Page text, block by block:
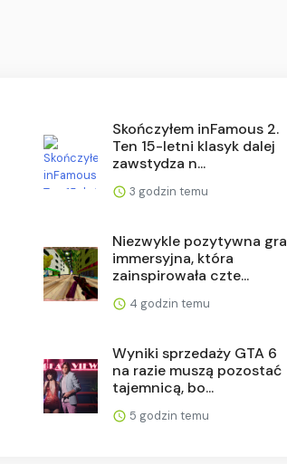
Skończyłem inFamous 2.
Ten 15-letni klasyk dalej
zawstydza n...
3 godzin temu
Niezwykle pozytywna gra
immersyjna, która
zainspirowała czte...
4 godzin temu
Wyniki sprzedaży GTA 6
na razie muszą pozostać
tajemnicą, bo...
5 godzin temu